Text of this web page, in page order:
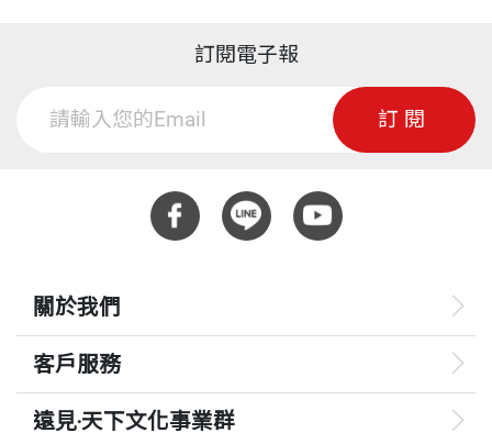
訂閱電子報
訂閱
關於我們
客戶服務
遠見‧天下文化事業群